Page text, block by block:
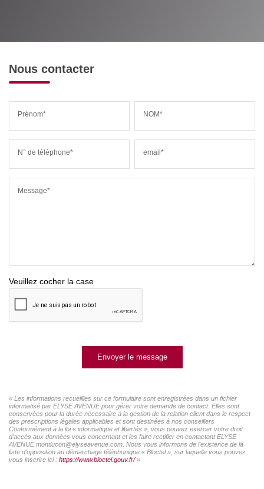
Nous contacter
Prénom* NOM*
N° de téléphone* email*
Message*
Veuillez cocher la case
Envoyer le message
« Les informations recueillies sur ce formulaire sont enregistrées dans un fichier
informatisé par ELYSE AVENUE pour gérer votre demande de contact. Elles sont
conservées pour la durée nécessaire à la gestion de la relation client dans le respect
des prescriptions légales applicables et sont destinées à nos conseillers
Conformément à la loi « informatique et libertés », vous pouvez exercer votre droit
d'accès aux données vous concernant et les faire rectifier en contactant ELYSE
AVENUE montlucon@elyseavenue.com. Nous vous informons de l'existence de la
liste d'opposition au démarchage téléphonique « Bloctel », sur laquelle vous pouvez
vous inscrire ici : https://www.bloctel.gouv.fr/»